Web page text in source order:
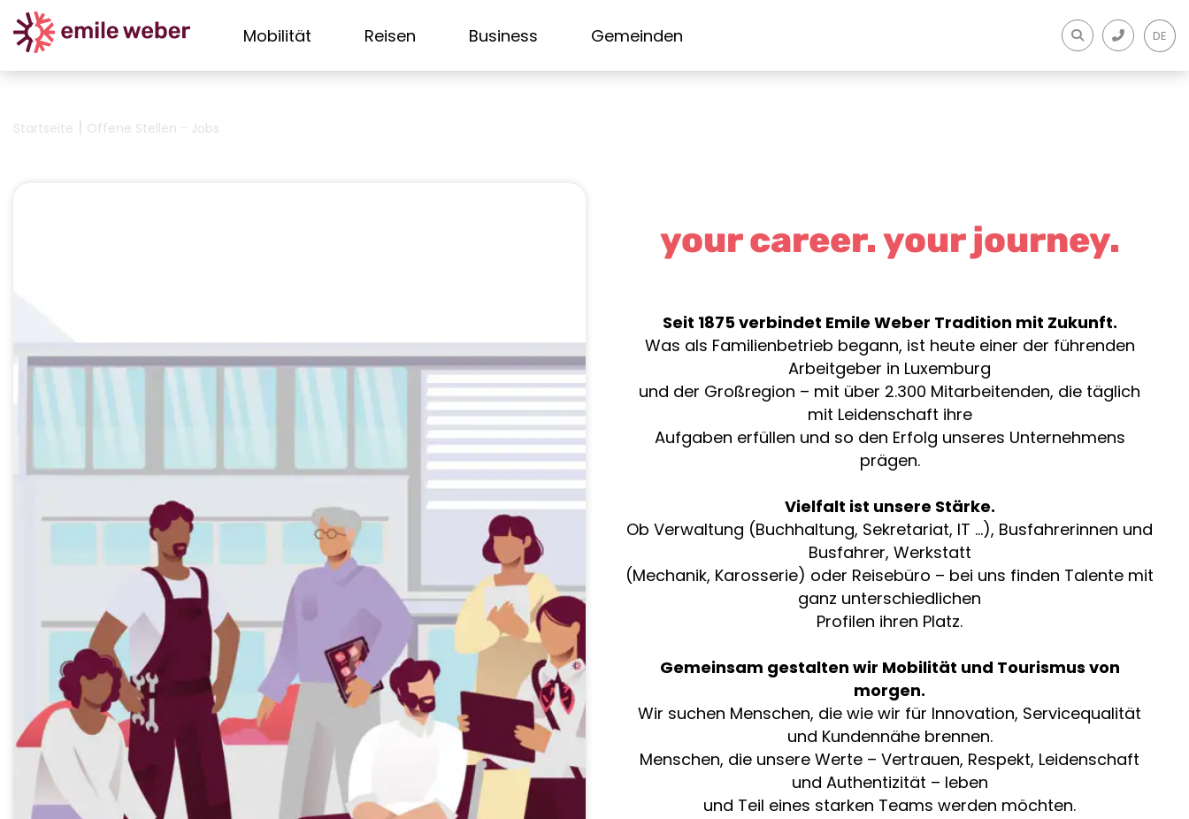
Mobilität Reisen Business Gemeinden DE
Startseite | Offene Stellen - Jobs
your career. your journey.
Seit 1875 verbindet Emile Weber Tradition mit Zukunft.
Was als Familienbetrieb begann, ist heute einer der führenden
Arbeitgeber in Luxemburg
und der Großregion – mit über 2.300 Mitarbeitenden, die täglich
mit Leidenschaft ihre
Aufgaben erfüllen und so den Erfolg unseres Unternehmens
prägen.
Vielfalt ist unsere Stärke.
Ob Verwaltung (Buchhaltung, Sekretariat, IT …), Busfahrerinnen und
Busfahrer, Werkstatt
(Mechanik, Karosserie) oder Reisebüro – bei uns finden Talente mit
ganz unterschiedlichen
Profilen ihren Platz.
Gemeinsam gestalten wir Mobilität und Tourismus von
morgen.
Wir suchen Menschen, die wie wir für Innovation, Servicequalität
und Kundennähe brennen.
Menschen, die unsere Werte – Vertrauen, Respekt, Leidenschaft
und Authentizität – leben
und Teil eines starken Teams werden möchten.